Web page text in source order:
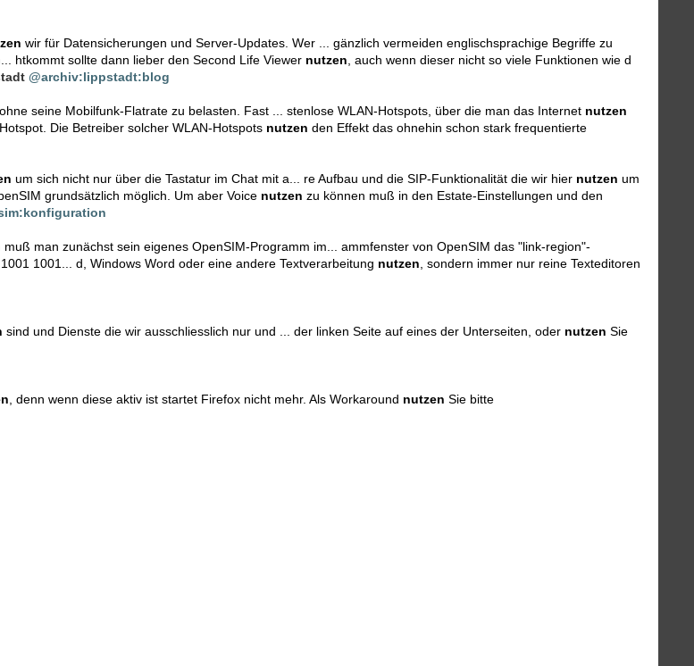
wir für Datensicherungen und Server-Updates. Wer ... gänzlich vermeiden englischsprachige Begriffe zu
htkommt sollte dann lieber den Second Life Viewer nutzen , auch wenn dieser nicht so viele Funktionen wie d
@archiv:lippstadt:blog
ohne seine Mobilfunk-Flatrate zu belasten. Fast ... stenlose WLAN-Hotspots, über die man das Internet nutzen
Die Betreiber solcher WLAN-Hotspots nutzen den Effekt das ohnehin schon stark frequentierte
um sich nicht nur über die Tastatur im Chat mit a... re Aufbau und die SIP-Funktionalität die wir hier nutzen um
grundsätzlich möglich. Um aber Voice nutzen zu können muß in den Estate-Einstellungen und den
muß man zunächst sein eigenes OpenSIM-Programm im... ammfenster von OpenSIM das "link-region"-
1001... d, Windows Word oder eine andere Textverarbeitung nutzen , sondern immer nur reine Texteditoren
sind und Dienste die wir ausschliesslich nur und ... der linken Seite auf eines der Unterseiten, oder nutzen Sie
, denn wenn diese aktiv ist startet Firefox nicht mehr. Als Workaround nutzen Sie bitte